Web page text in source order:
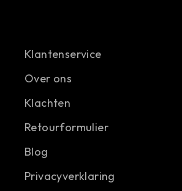
Klantenservice
Over ons
Klachten
Retourformulier
Blog
Privacyverklaring